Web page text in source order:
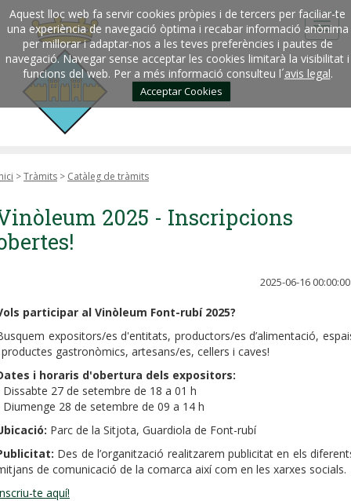
Aquest lloc web fa servir cookies pròpies i de tercers per faciliar-te
una experiència de navegació òptima i recabar informació anònima
per millorar i adaptar-nos a les teves preferències i pautes de
navegació. Navegar sense acceptar les cookies limitarà la visibilitat i
funcions del web. Per a més informació consulteu l´avis legal.
Acceptar Cookies
>Tràmits > Catàleg de tràmits
2025 - Inscripcions
2025-06-16 00:00:00
participar al Vinòleum Font-rubí 2025?
expositors/es d'entitats, productors/es d’alimentació,
gastronòmics, artesans/es, cellers i caves!
i horaris d'obertura dels expositors:
Dissabte 27 de setembre de 18 a 01 h
Diumenge 28 de setembre de 09 a 14 h
Parc de la Sitjota, Guardiola de Font-rubí
Des de l’organització realitzarem publicitat en els
de comunicació de la comarca així com en les xarxes socials.
te aquí!